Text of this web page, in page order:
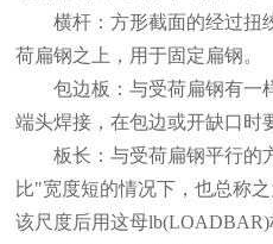
横杆：方形截面的经过扭
荷扁钢之上，用于固定扁钢。
包边板：与受荷扁钢有一
端头焊接，在包边或开缺口时
板长：与受荷扁钢平行的
比"宽度短的情况下，也总称
该尺度后用这母lb(LOADBAR)